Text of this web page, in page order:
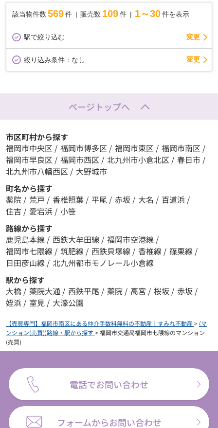
該当物件数 569件 販売数 109 件 1～30 件を表示
駅で絞り込む 変更
絞り込み条件： なし 変更
ページトップへ
市区町村から探す
福岡市中央区 / 福岡市博多区 / 福岡市東区 / 福岡市南区 /
福岡市早良区 / 福岡市西区 / 北九州市小倉北区 / 春日市 /
北九州市八幡西区 / 大野城市
町名から探す
薬院 / 荒戸 / 香椎照葉 / 平尾 / 赤坂 / 大名 / 百道浜 /
住吉 / 愛宕浜 / 小笹
路線から探す
鹿児島本線 / 西鉄大牟田線 / 福岡市空港線 /
福岡市七隈線 / 筑肥線 / 西鉄貝塚線 / 香椎線 / 篠栗線 /
日田彦山線 / 北九州都市モノレール小倉線
駅から探す
大橋 / 薬院大通 / 西鉄平尾 / 薬院 / 高宮 / 桜坂 / 赤坂 /
姪浜 / 室見 / 大濠公園
【売買専門】福岡市南区にある仲介手数料無料の不動産｜すみれ不動産> (マ
ンション(売買))路線・駅から探す>福岡市交通局福岡市七隈線のマンション
(売買)
電話でお問い合わせ
フォームからお問い合わせ